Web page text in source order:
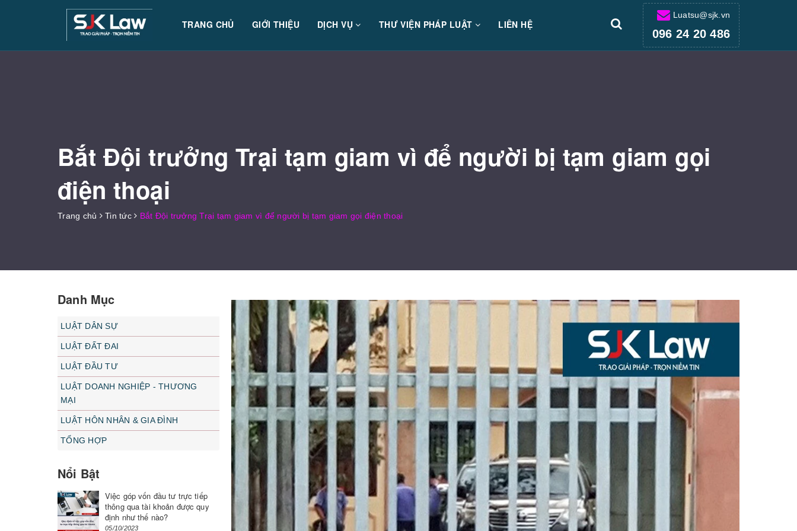
TRANG CHỦ GIỚI THIỆU DỊCH VỤ THƯ VIỆN PHÁP LUẬT LIÊN HỆ
Luatsu@sjk.vn
096 24 20 486
Bắt Đội trưởng Trại tạm giam vì để người bị tạm giam gọi
điện thoại
Trang chủ Tin tức Bắt Đội trưởng Trại tạm giam vì để người bị tạm giam gọi điện thoại
Danh Mục
LUẬT DÂN SỰ
LUẬT ĐẤT ĐAI
LUẬT ĐẦU TƯ
LUẬT DOANH NGHIỆP - THƯƠNG
MẠI
LUẬT HÔN NHÂN & GIA ĐÌNH
TỔNG HỢP
Nổi Bật
Việc góp vốn đầu tư trực tiếp
thông qua tài khoản được quy
định như thế nào?
05/10/2023